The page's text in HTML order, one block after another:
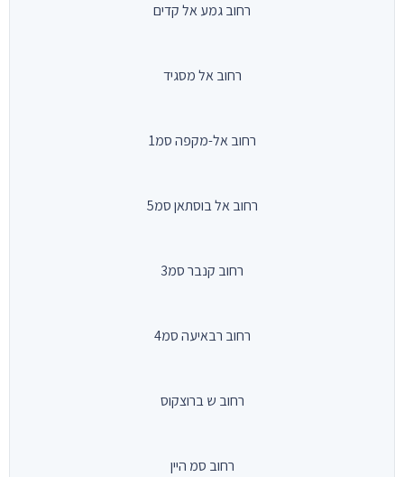
רחוב גמע אל קדים
רחוב אל מסגיד
רחוב אל-מקפה סמ1
רחוב אל בוסתאן סמ5
רחוב קנבר סמ3
רחוב רבאיעה סמ4
רחוב ש ברוצקוס
רחוב סמ היין